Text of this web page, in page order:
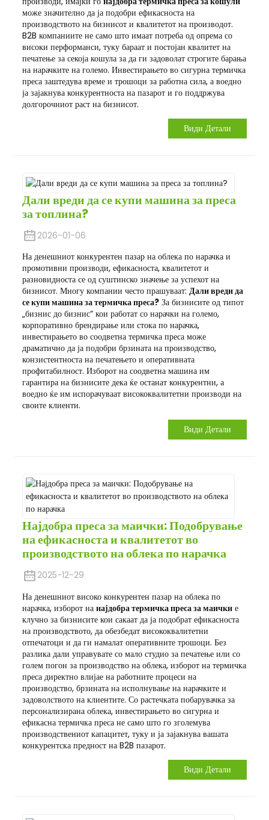
може значително да ја подобри ефикасноста на
производството на бизнисот и квалитетот на производот.
B2B компаниите не само што имаат потреба од опрема со
високи перформанси, туку бараат и постојан квалитет на
печатење за секоја кошула за да ги задоволат строгите барања
на нарачките на големо. Инвестирањето во сигурна термичка
преса заштедува време и трошоци за работна сила, а воедно
ја зајакнува конкурентноста на пазарот и го поддржува
долгорочниот раст на бизнисот.
Види Детали
Дали вреди да се купи машина за преса
за топлина?
2026-01-06
На денешниот конкурентен пазар на облека по нарачка и
промотивни производи, ефикасноста, квалитетот и
разновидноста се од суштинско значење за успехот на
бизнисот. Многу компании често прашуваат: Дали вреди да
се купи машина за термичка преса?За бизнисите од типот
„бизнис до бизнис“ кои работат со нарачки на големо,
корпоративно брендирање или стока по нарачка,
инвестирањето во соодветна термичка преса може
драматично да ја подобри брзината на производство,
конзистентноста на печатењето и оперативната
профитабилност. Изборот на соодветна машина им
гарантира на бизнисите дека ќе останат конкурентни, а
воедно ќе им испорачуваат висококвалитетни производи на
своите клиенти.
Види Детали
Најдобра преса за маички: Подобрување
на ефикасноста и квалитетот во
производството на облека по нарачка
2025-12-29
На денешниот високо конкурентен пазар на облека по
нарачка, изборот на најдобра термичка преса за маичкие
клучно за бизнисите кои сакаат да ја подобрат ефикасноста
на производството, да обезбедат висококвалитетни
отпечатоци и да ги намалат оперативните трошоци. Без
разлика дали управувате со мало студио за печатење или со
голем погон за производство на облека, изборот на термичка
преса директно влијае на работните процеси на
производство, брзината на исполнување на нарачките и
задоволството на клиентите. Со растечката побарувачка за
персонализирана облека, инвестирањето во сигурна и
ефикасна термичка преса не само што го зголемува
производствениот капацитет, туку и ја зајакнува вашата
конкурентска предност на B2B пазарот.
Види Детали